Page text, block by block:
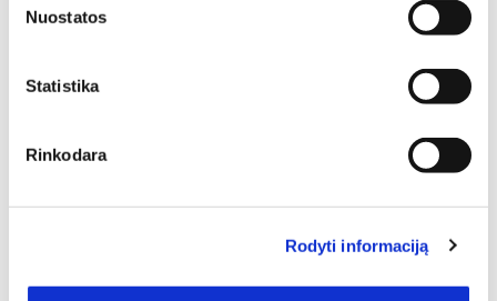
Nuostatos
Statistika
Rinkodara
Rodyti informaciją
Deinavos baldų specialistai puikiai išmanantys ir
pasiruošę Jums padėti susikurti savo svajonių interjerą!
rezultatui pasiekti.